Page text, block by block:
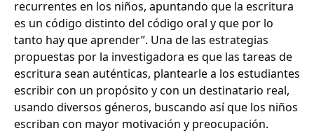
recurrentes en los niños, apuntando que la escritura
es un código distinto del código oral y que por lo
tanto hay que aprender”. Una de las estrategias
propuestas por la investigadora es que las tareas de
escritura sean auténticas, plantearle a los estudiantes
escribir con un propósito y con un destinatario real,
usando diversos géneros, buscando así que los niños
escriban con mayor motivación y preocupación.